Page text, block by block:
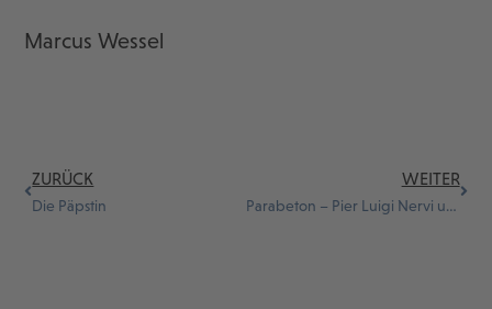
Marcus Wessel
ZURÜCK
Die Päpstin
WEITER
Parabeton – Pier Luigi Nervi und römischer Beton